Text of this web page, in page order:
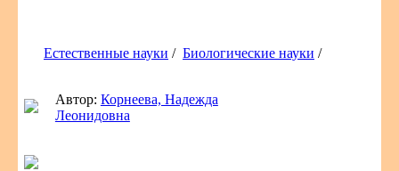
Естественные науки / Биологические науки /
Автор: Корнеева, Надежда
Леонидовна